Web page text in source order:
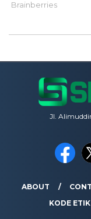
Jl.
ABOUT
KODE ETIK